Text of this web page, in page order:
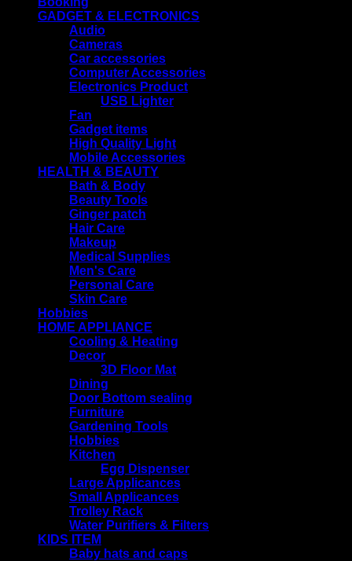
GADGET & ELECTRONICS
Audio
Cameras
Car accessories
Computer Accessories
Electronics Product
USB Lighter
Fan
Gadget items
High Quality Light
Mobile Accessories
HEALTH & BEAUTY
Bath & Body
Beauty Tools
Ginger patch
Hair Care
Makeup
Medical Supplies
Men's Care
Personal Care
Skin Care
Hobbies
HOME APPLIANCE
Cooling & Heating
Decor
3D Floor Mat
Dining
Door Bottom sealing
Furniture
Gardening Tools
Hobbies
Kitchen
Egg Dispenser
Large Applicances
Small Applicances
Trolley Rack
Water Purifiers & Filters
KIDS ITEM
Baby hats and caps